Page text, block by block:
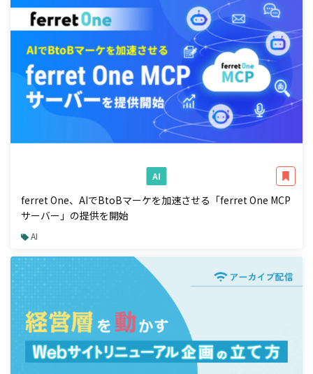
AI
ferret One、AIでBtoBマーケを加速させる「ferret One MCP
サーバー」の提供を開始
AI